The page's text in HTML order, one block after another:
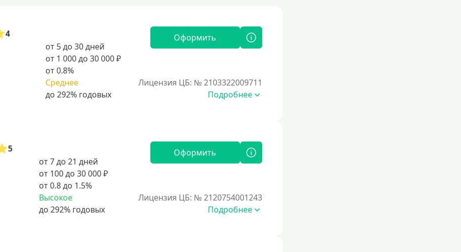
4
от 5 до 30 дней
от 1 000 до 30 000 ₽
от 0.8%
Среднее
Оформить
Лицензия ЦБ: № 2103322009711
Подробнее
5
от 7 до 21 дней
от 100 до 30 000 ₽
от 0.8 до 1.5%
Высокое
Оформить
Лицензия ЦБ: № 2120754001243
Подробнее